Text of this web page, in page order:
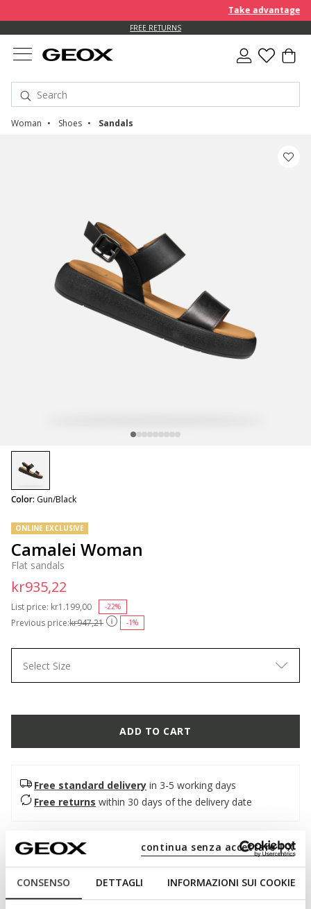
CONSENSO DETTAGLI INFORMAZIONI SUI COOKIE
continua senza accettare | X
Take advantage of
FREE RETURNS
Woman Shoes Sandals
ONLINE EXCLUSIVE
Camalei Woman
Flat sandals
Previous price:kr947,21 -1%
List price: Price reduced from
kr1.199,00 -22%
kr935,22
Color: Gun/Black
selected
Select Size
ADD TO CART
Free standard delivery in 3-5 working days
Free returns within 30 days of the delivery date
Description
Women's sandal with contemporary DNA, featuring an eye-
catching active-style outsole. Presented here in a sober black
version, it boasts a double-strap upper in pearlescent effect